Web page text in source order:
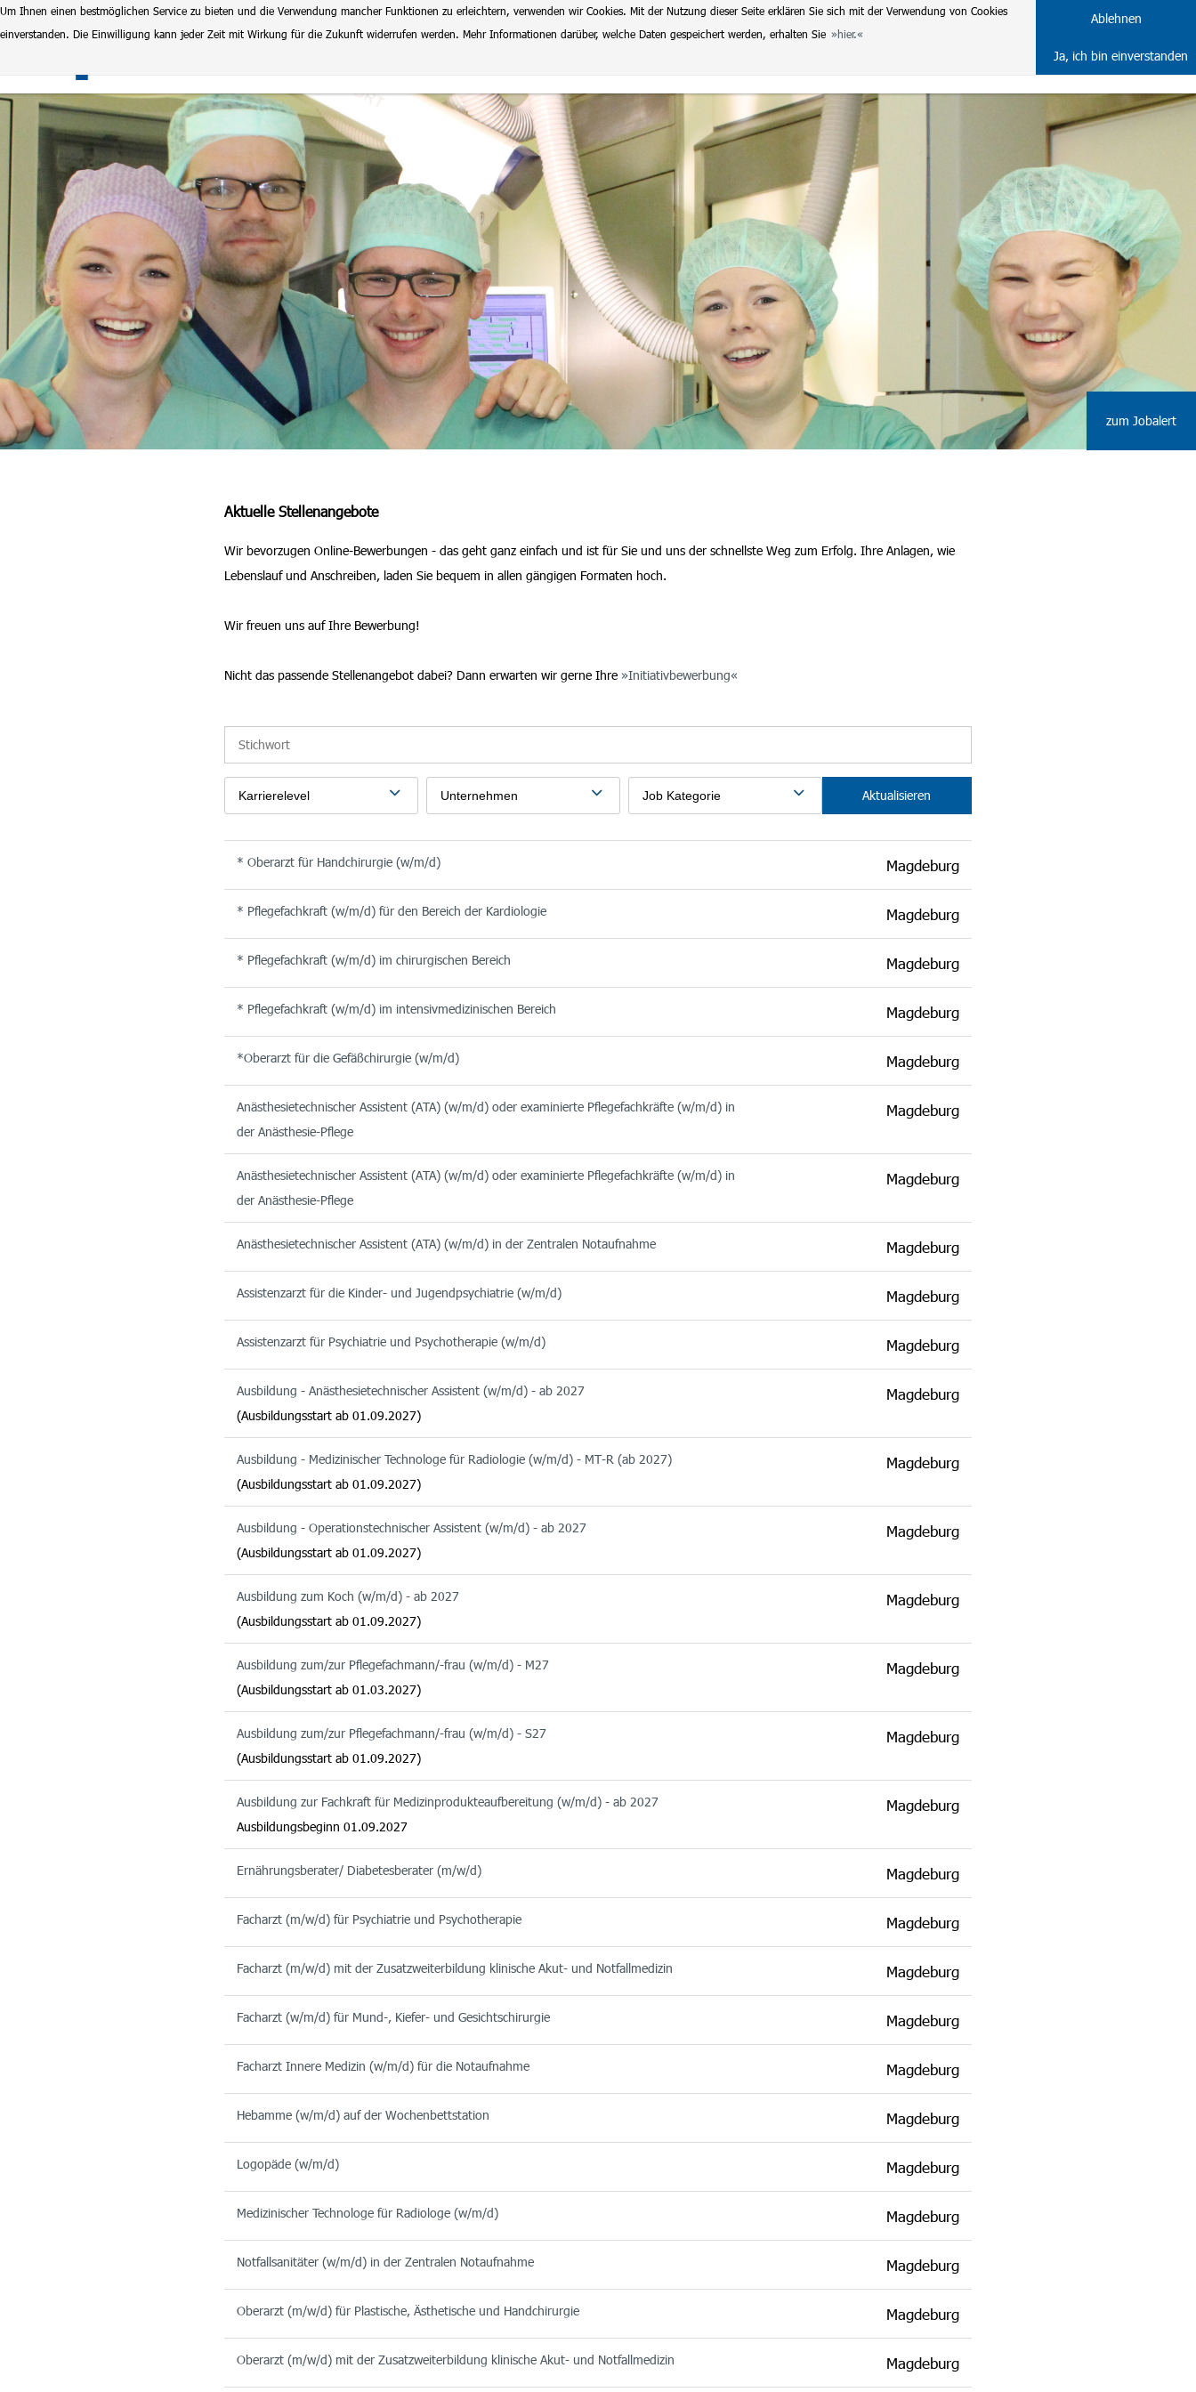
Um Ihnen einen bestmöglichen Service zu bieten und die Verwendung mancher Funktionen zu erleichtern, verwenden wir Cookies. Mit der Nutzung dieser Seite erklären Sie sich mit der Verwendung von Cookies
einverstanden. Die Einwilligung kann jeder Zeit mit Wirkung für die Zukunft widerrufen werden. Mehr Informationen darüber, welche Daten gespeichert werden, erhalten Sie
hier.
Ablehnen
Ja, ich bin einverstanden
DE
Klinikum Magdeburg Ausbildung
Aktuelle Stellenangebote
Wir bevorzugen Online-Bewerbungen - das geht ganz einfach und ist für Sie und uns der schnellste Weg zum Erfolg. Ihre Anlagen, wie
Lebenslauf und Anschreiben, laden Sie bequem in allen gängigen Formaten hoch.
Wir freuen uns auf Ihre Bewerbung!
Nicht das passende Stellenangebot dabei? Dann erwarten wir gerne Ihre Initiativbewerbung
Karrierelevel Unternehmen Job Kategorie Aktualisieren
* Oberarzt für Handchirurgie (w/m/d) Magdeburg
* Pflegefachkraft (w/m/d) für den Bereich der Kardiologie Magdeburg
* Pflegefachkraft (w/m/d) im chirurgischen Bereich Magdeburg
* Pflegefachkraft (w/m/d) im intensivmedizinischen Bereich Magdeburg
*Oberarzt für die Gefäßchirurgie (w/m/d) Magdeburg
Anästhesietechnischer Assistent (ATA) (w/m/d) oder examinierte Pflegefachkräfte (w/m/d) in
der Anästhesie-Pflege
Magdeburg
Anästhesietechnischer Assistent (ATA) (w/m/d) oder examinierte Pflegefachkräfte (w/m/d) in
der Anästhesie-Pflege
Magdeburg
Anästhesietechnischer Assistent (ATA) (w/m/d) in der Zentralen Notaufnahme Magdeburg
Assistenzarzt für die Kinder- und Jugendpsychiatrie (w/m/d) Magdeburg
Assistenzarzt für Psychiatrie und Psychotherapie (w/m/d) Magdeburg
Ausbildung - Anästhesietechnischer Assistent (w/m/d) - ab 2027
(Ausbildungsstart ab 01.09.2027)
Magdeburg
Ausbildung - Medizinischer Technologe für Radiologie (w/m/d) - MT-R (ab 2027)
(Ausbildungsstart ab 01.09.2027)
Magdeburg
Ausbildung - Operationstechnischer Assistent (w/m/d) - ab 2027
(Ausbildungsstart ab 01.09.2027)
Magdeburg
Ausbildung zum Koch (w/m/d) - ab 2027
(Ausbildungsstart ab 01.09.2027)
Magdeburg
Ausbildung zum/zur Pflegefachmann/-frau (w/m/d) - M27
(Ausbildungsstart ab 01.03.2027)
Magdeburg
Ausbildung zum/zur Pflegefachmann/-frau (w/m/d) - S27
(Ausbildungsstart ab 01.09.2027)
Magdeburg
Ausbildung zur Fachkraft für Medizinprodukteaufbereitung (w/m/d) - ab 2027
Ausbildungsbeginn 01.09.2027
Magdeburg
Ernährungsberater/ Diabetesberater (m/w/d) Magdeburg
Facharzt (m/w/d) für Psychiatrie und Psychotherapie Magdeburg
Facharzt (m/w/d) mit der Zusatzweiterbildung klinische Akut- und Notfallmedizin Magdeburg
Facharzt (w/m/d) für Mund-, Kiefer- und Gesichtschirurgie Magdeburg
Facharzt Innere Medizin (w/m/d) für die Notaufnahme Magdeburg
Hebamme (w/m/d) auf der Wochenbettstation Magdeburg
Logopäde (w/m/d) Magdeburg
Medizinischer Technologe für Radiologe (w/m/d) Magdeburg
Notfallsanitäter (w/m/d) in der Zentralen Notaufnahme Magdeburg
Oberarzt (m/w/d) für Plastische, Ästhetische und Handchirurgie Magdeburg
Oberarzt (m/w/d) mit der Zusatzweiterbildung klinische Akut- und Notfallmedizin Magdeburg
zum Jobalert